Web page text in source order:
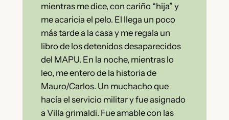
mientras me dice, con cariño “hija” y
me acaricia el pelo. El llega un poco
más tarde a la casa y me regala un
libro de los detenidos desaparecidos
del MAPU. En la noche, mientras lo
leo, me entero de la historia de
Mauro/Carlos. Un muchacho que
hacía el servicio militar y fue asignado
a Villa grimaldi. Fue amable con las